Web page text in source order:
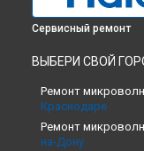
Сервисный ремонт
ВЫБЕРИ СВОЙ
Ремонт
Краснодаре
Ремонт
на-Дону